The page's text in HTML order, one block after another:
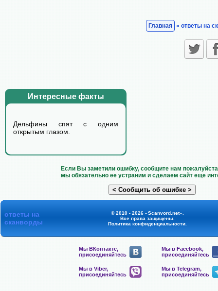
Интересные факты
Дельфины спят с одним
открытым глазом.
Главная » ответы на
Если Вы заметили ошибку, сообщите нам
мы обязательно ее устраним и сделаем сайт еще
ответы на
сканворды
© 2010 - 2026 «Scanvord.net».
Все права защищены.
Политика конфиденциальности.
Мы ВКонтакте,
присоединяйтесь
Мы в Facebook,
присоединяйтесь
Мы в Viber,
присоединяйтесь
Мы в Telegram,
присоединяйтесь